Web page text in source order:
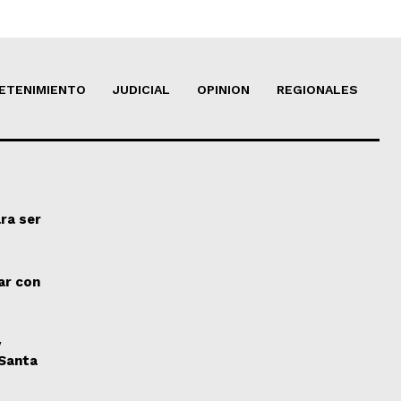
JUDICIAL OPINION REGIONALES
ser
con